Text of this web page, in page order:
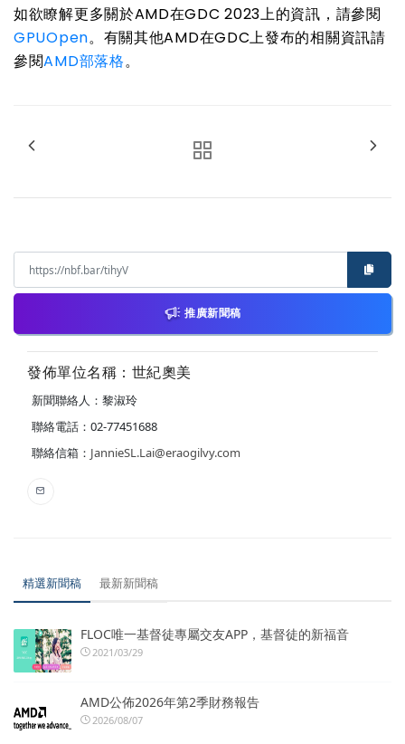
如欲瞭解更多關於AMD在GDC 2023上的資訊，請參閱
GPUOpen。有關其他AMD在GDC上發布的相關資訊請
參閱AMD部落格。
推廣新聞稿
發佈單位名稱：世紀奧美
新聞聯絡人：黎淑玲
聯絡電話：02-77451688
聯絡信箱： JannieSL.Lai@eraogilvy.com
精選新聞稿 最新新聞稿
FLOC唯一基督徒專屬交友APP，基督徒的新福音
2021/03/29
AMD公佈2026年第2季財務報告
2026/08/07